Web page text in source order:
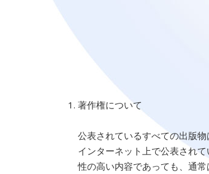
著作権について
公表されているすべての出版
インターネット上で公表され
性の高い内容であっても、通